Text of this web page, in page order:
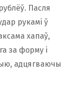
Пасля
рукамі ў
хапаў,
за форму і
адцягваючы